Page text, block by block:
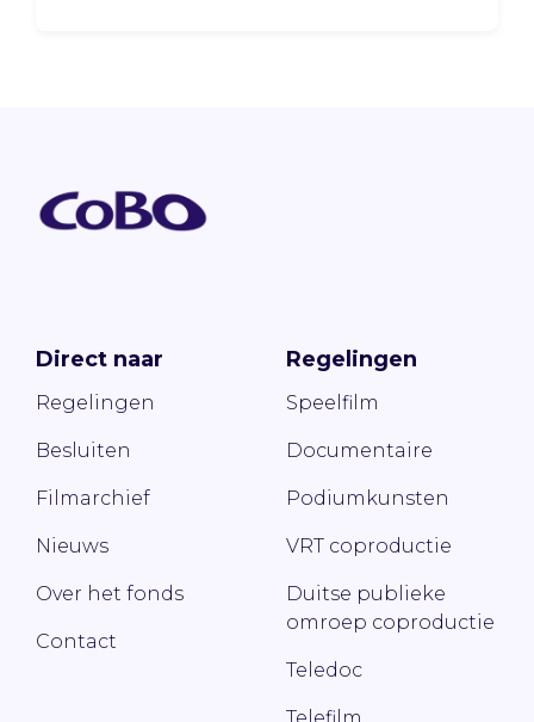
Direct naar
Regelingen
Besluiten
Filmarchief
Nieuws
Over het fonds
Contact
Regelingen
Speelfilm
Documentaire
Podiumkunsten
VRT coproductie
Duitse publieke
omroep coproductie
Teledoc
Telefilm